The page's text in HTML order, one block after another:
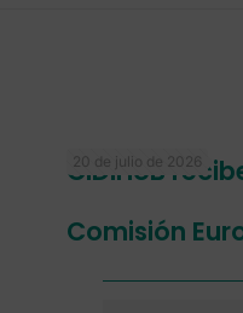
20 de julio de 2026
CIDIHUB
Comisión